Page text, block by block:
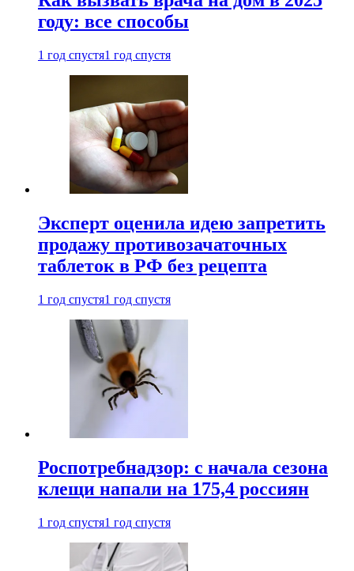
году: все способы
1 год спустя1 год спустя
Эксперт оценила идею запретить
продажу противозачаточных
таблеток в РФ без рецепта
1 год спустя1 год спустя
Роспотребнадзор: с начала сезона
клещи напали на 175,4 россиян
1 год спустя1 год спустя